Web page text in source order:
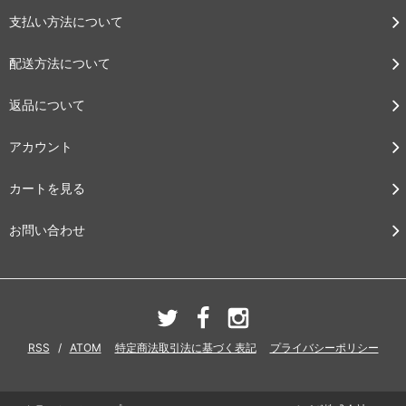
支払い方法について
配送方法について
返品について
アカウント
カートを見る
お問い合わせ
RSS / ATOM 特定商法取引法に基づく表記 プライバシーポリシー